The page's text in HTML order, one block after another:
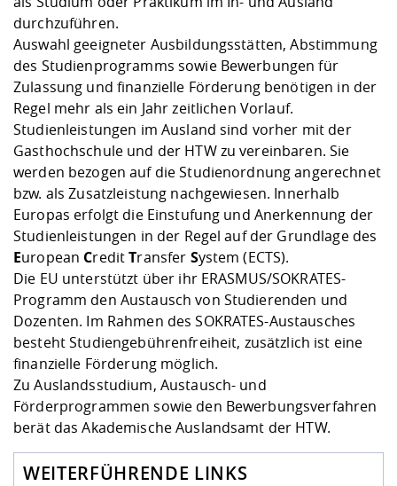
Vorbereitung
Checkliste zum
Studien- und
und Physik
Digitales Lernen
Fremdsprachen
Jobs, Praktika,
Studieren in
Lebenslagen
Studentenwerk
Angebote der
Arbeit
Career Service
Lehren,
Weiterbilden im
Formulare und
Internationale
Formulare und
FIS -
Prototyping und
Gründung und
Kooperationen
Kontakt &
Klimaschutz &
Förderverein
Gremien und
Landbau/
Maschinenbau
Angebote für
Kontakt und Anfahrt
Qualitätssicherung
durchzuführen.
Auswahl geeigneter Ausbildungsstätten, Abstimmung
des Studienprogramms sowie Bewerbungen für
Zulassung und finanzielle Förderung benötigen in der
Regel mehr als ein Jahr zeitlichen Vorlauf.
Studienleistungen im Ausland sind vorher mit der
Gasthochschule und der HTW zu vereinbaren. Sie
werden bezogen auf die Studienordnung angerechnet
bzw. als Zusatzleistung nachgewiesen. Innerhalb
Europas erfolgt die Einstufung und Anerkennung der
Studienleistungen in der Regel auf der Grundlage des
European CreditTransfer System (ECTS).
Die EU unterstützt über ihr ERASMUS/SOKRATES-
Programm den Austausch von Studierenden und
Dozenten. Im Rahmen des SOKRATES-Austausches
besteht Studiengebührenfreiheit, zusätzlich ist eine
finanzielle Förderung möglich.
Zu Auslandsstudium, Austausch- und
Förderprogrammen sowie den Bewerbungsverfahren
berät das Akademische Auslandsamt der HTW.
WEITERFÜHRENDE LINKS